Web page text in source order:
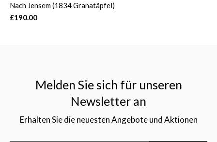
Nach Jensem (1834 Granatäpfel)
£190.00
Melden Sie sich für unseren
Newsletter an
Erhalten Sie die neuesten Angebote und Aktionen